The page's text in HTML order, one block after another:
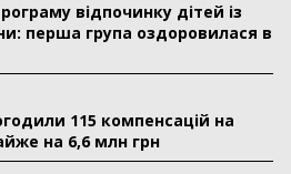
відпочинку дітей із
перша група оздоровилася в
115 компенсацій на
на 6,6 млн грн